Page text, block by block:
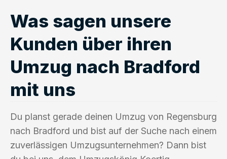
Was sagen unsere
Kunden über ihren
Umzug nach Bradford
mit uns
Du planst gerade deinen Umzug von Regensburg
nach Bradford und bist auf der Suche nach einem
zuverlässigen Umzugsunternehmen? Dann bist